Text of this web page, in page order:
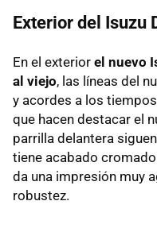
Exterior del Isuzu
En el exterior el nuevo
al viejo, las líneas del
y acordes a los
que hacen destacar el
parrilla delantera
tiene acabado
da una impresión muy
robustez.